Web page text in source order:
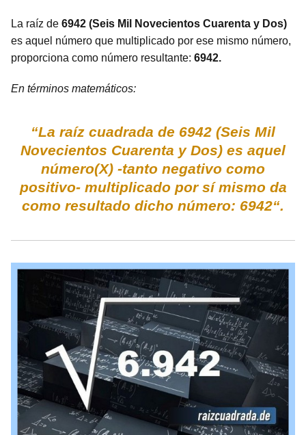
La raíz de 6942 (Seis Mil Novecientos Cuarenta y Dos)
es aquel número que multiplicado por ese mismo número,
proporciona como número resultante: 6942.
En términos matemáticos:
“La raíz cuadrada de 6942 (Seis Mil
Novecientos Cuarenta y Dos) es aquel
número(X) -tanto negativo como
positivo- multiplicado por sí mismo da
como resultado dicho número: 6942“.